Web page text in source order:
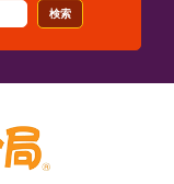
検索